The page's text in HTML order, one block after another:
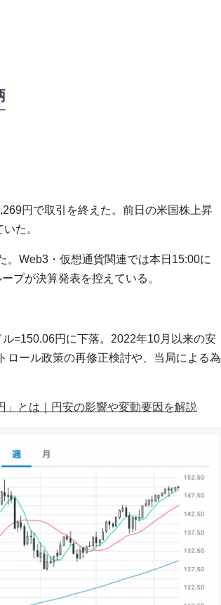
円で取引を終えた。前日の米国株上昇
た。
。Web3・仮想通貨関連では本日15:00に
プが決算発表を控えている。
=150.06円に下落。2022年10月以来の安
ロール政策の再修正検討や、当局による為
とは｜円安の影響や変動要因を解説